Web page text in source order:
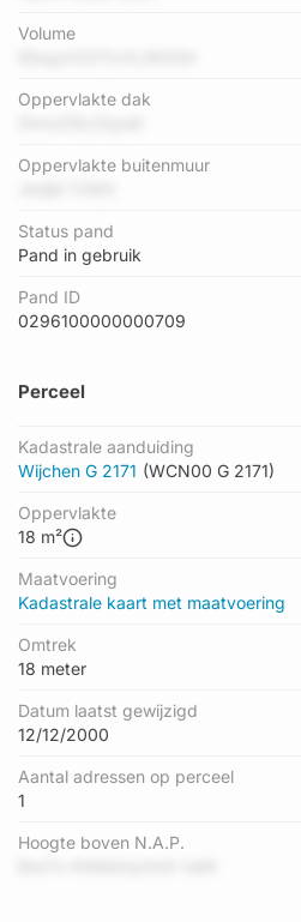
Volume
Oppervlakte dak
Oppervlakte buitenmuur
Status pand
Pand in gebruik
Pand ID
0296100000000709
Perceel
Kadastrale aanduiding
Wijchen G 2171 (WCN00 G 2171)
Oppervlakte
18 m²
Maatvoering
Kadastrale kaart met maatvoering
Omtrek
18 meter
Datum laatst gewijzigd
12/12/2000
Aantal adressen op perceel
1
Hoogte boven N.A.P.